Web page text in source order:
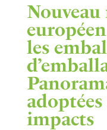
les
impacts